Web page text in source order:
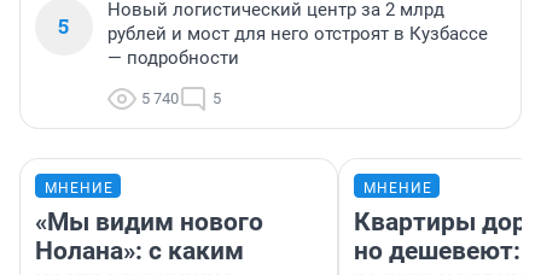
5
Новый логистический центр за 2 млрд
рублей и мост для него отстроят в Кузбассе
— подробности
5 740 5
МНЕНИЕ
«Мы видим нового
Нолана»: с каким
МНЕНИЕ
Квартиры
но дешевеют: